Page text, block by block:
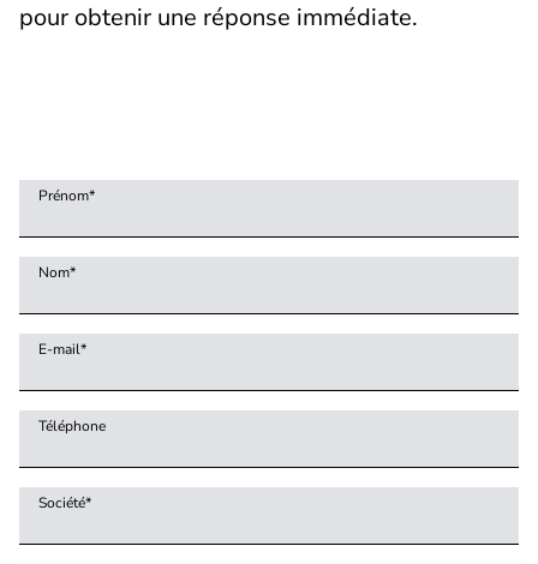
pour obtenir une réponse immédiate.
Prénom*
Nom*
E-mail*
Téléphone
Société*